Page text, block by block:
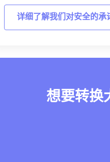
详细了解我们对安全的承
想要转换